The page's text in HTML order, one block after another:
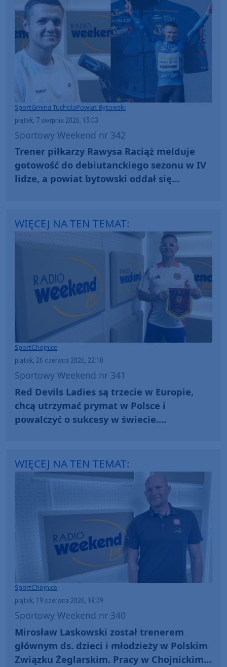
SportGmina TucholaPowiat Bytowski
piątek, 7 sierpnia 2026, 15:03
Sportowy Weekend nr 342
Trener piłkarzy Rawysa Raciąż melduje
gotowość do debiutanckiego sezonu w IV
lidze, a powiat bytowski oddał się
WIĘCEJ NA TEN TEMAT:
SportChojnice
piątek, 26 czerwca 2026, 22:10
Sportowy Weekend nr 341
Red Devils Ladies są trzecie w Europie,
chcą utrzymać prymat w Polsce i
powalczyć o sukcesy w świecie.
WIĘCEJ NA TEN TEMAT:
SportChojnice
piątek, 19 czerwca 2026, 18:09
Sportowy Weekend nr 340
Mirosław Laskowski został trenerem
głównym ds. dzieci i młodzieży w Polskim
Związku Żeglarskim. Pracy w Chojnickim